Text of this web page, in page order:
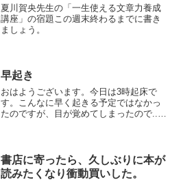
夏川賀央先生の「一生使える文章力養成
講座」の宿題この週末終わるまでに書き
ましょう。
早起き
おはようございます。今日は3時起床で
す。こんなに早く起きる予定ではなかっ
たのですが、目が覚めてしまったので...
件、インド人エ...
書店に寄ったら、久しぶりに本が
読みたくなり衝動買いした。